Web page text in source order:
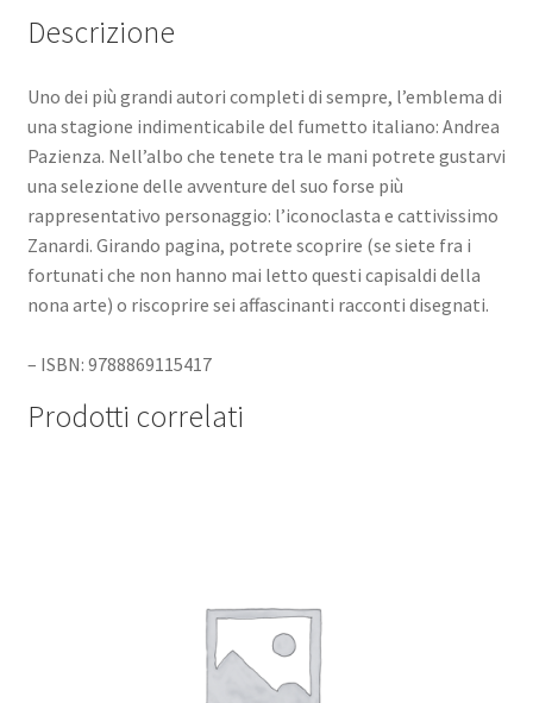
Descrizione
Uno dei più grandi autori completi di sempre, l’emblema di
una stagione indimenticabile del fumetto italiano: Andrea
Pazienza. Nell’albo che tenete tra le mani potrete gustarvi
una selezione delle avventure del suo forse più
rappresentativo personaggio: l’iconoclasta e cattivissimo
Zanardi. Girando pagina, potrete scoprire (se siete fra i
fortunati che non hanno mai letto questi capisaldi della
nona arte) o riscoprire sei affascinanti racconti disegnati.
– ISBN: 9788869115417
Prodotti correlati